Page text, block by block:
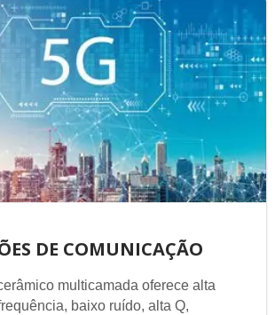
DE COMUNICAÇÃO
multicamada oferece alta
baixo ruído, alta Q,